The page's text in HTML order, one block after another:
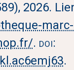
2026.
marc-
. doi:
.